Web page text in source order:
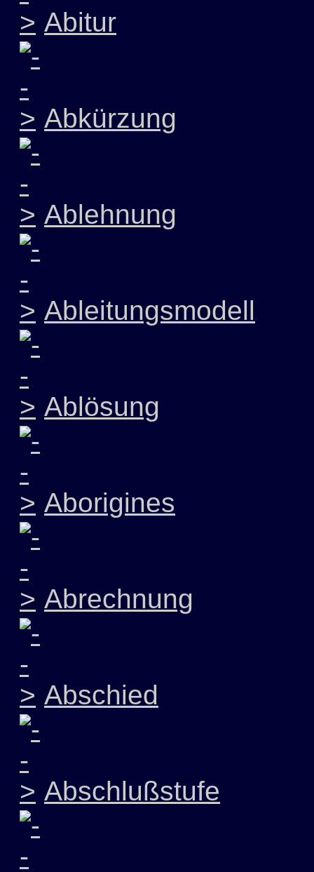
Abitur
Abkürzung
Ablehnung
Ableitungsmodell
Ablösung
Aborigines
Abrechnung
Abschied
Abschlußstufe